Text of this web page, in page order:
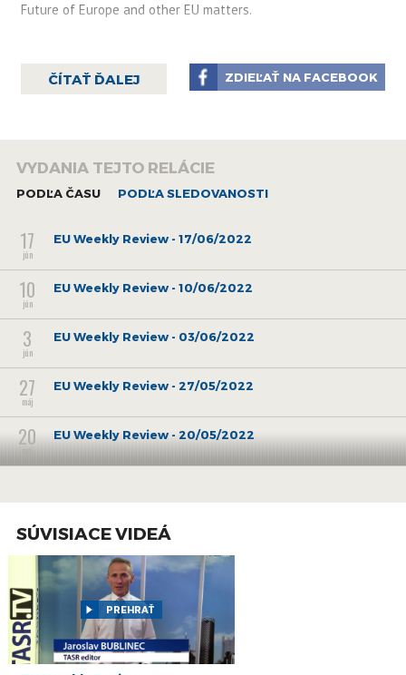
Future of Europe and other EU matters.
ČÍTAŤ ĎALEJ ZDIEĽAŤ NA FACEBOOK
VYDANIA TEJTO RELÁCIE
PODĽA ČASU PODĽA SLEDOVANOSTI
17
jún
EU Weekly Review - 17/06/2022
10
jún
EU Weekly Review - 10/06/2022
3
jún
EU Weekly Review - 03/06/2022
27
máj
EU Weekly Review - 27/05/2022
20
máj
EU Weekly Review - 20/05/2022
6 EU Weekly Review - 06/05/22
29
apr
EU Weekly Review - 29/04/22
22
apr
EU Weekly Review - 22/04/2022
SÚVISIACE VIDEÁ
PREHRAŤ